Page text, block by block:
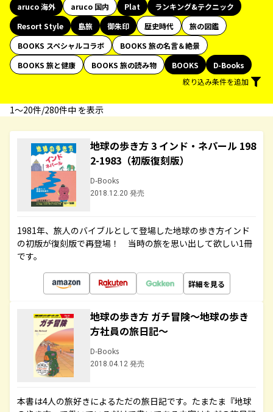
aruco 海外
aruco 国内 Plat
ランキング&テクニック
Resort Style
島旅 御朱印 歴史時代
旅の図鑑
BOOKS スペシャルコラボ
BOOKS 旅の名言＆絶景
BOOKS 旅と健康
BOOKS 旅の読み物 BOOKS
D-Books
絞り込み条件を追加
1〜20件/280件中 を表示
地球の歩き方 3 インド・ネパール 198
2-1983（初版復刻版）
D-Books
2018.12.20 発売
1981年、旅人のバイブルとして登場した地球の歩き方インド
の初版が復刻版で再登場！ 当時の旅を思い出して欲しい1冊
です。
詳細を見る
地球の歩き方 ガチ冒険～地球の歩き
方社員の旅日記～
D-Books
2018.04.12 発売
本書は4人の旅好きによるただの旅日記です。たまたま『地球